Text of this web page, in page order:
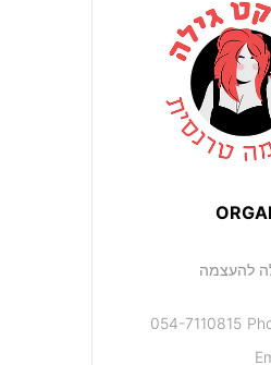
להעצמה
054-7110815